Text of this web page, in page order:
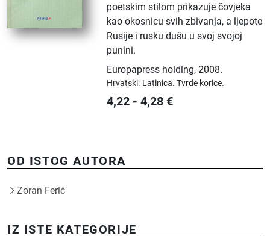
poetskim stilom prikazuje čovjeka
kao okosnicu svih zbivanja, a ljepote
Rusije i rusku dušu u svoj svojoj
punini.
Europapress holding,2008.
Hrvatski. Latinica.Tvrde korice.
4,22 -4,28 €
OD ISTOG AUTORA
Zoran Ferić
IZ ISTE KATEGORIJE